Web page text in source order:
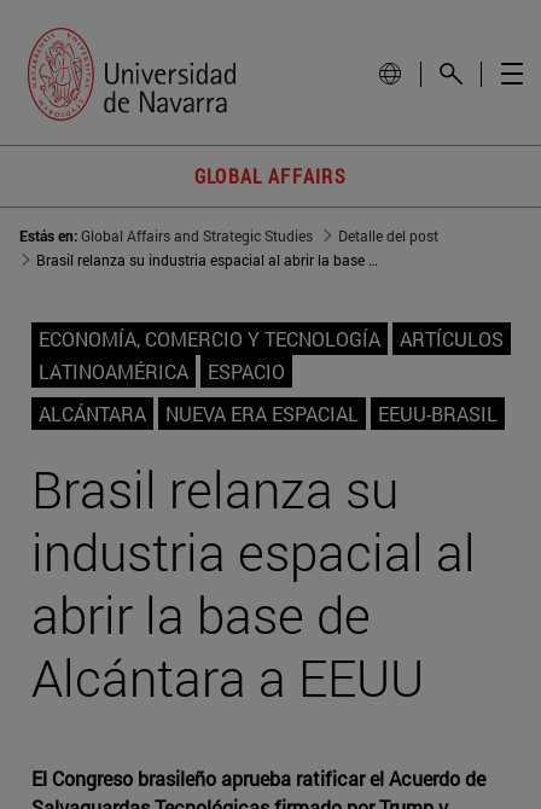
GLOBAL AFFAIRS
Estás en:Global Affairs and Strategic Studies
Detalle del post
Brasil relanza su industria espacial al abrir la base de Alcántara a EEUU
ECONOMÍA, COMERCIO Y TECNOLOGÍA
ARTÍCULOS
LATINOAMÉRICA
ESPACIO
ALCÁNTARA
NUEVA ERA ESPACIAL EEUU-BRASIL
Brasil relanza su
industria espacial al
abrir la base de
Alcántara a EEUU
El Congreso brasileño aprueba ratificar el Acuerdo de